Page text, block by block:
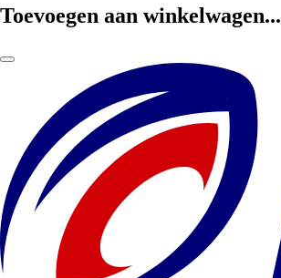
Toevoegen aan winkelwagen...